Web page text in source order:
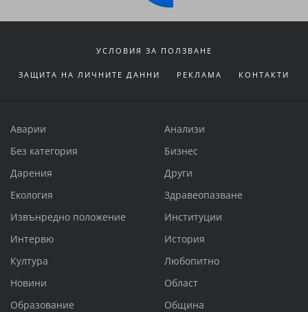
УСЛОВИЯ ЗА ПОЛЗВАНЕ
ЗАЩИТА НА ЛИЧНИТЕ ДАННИ РЕКЛАМА КОНТАКТИ
Аварии
Анализи
Без категория
Бизнес
Дарения
Други
Екология
Здравеопазване
Извънредно положение
Институции
Интервю
История
Култура
Любопитно
Новини
Област
Образование
Община